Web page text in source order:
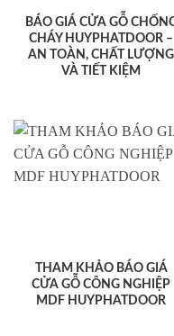
BÁO GIÁ CỬA GỖ
CHÁY HUYPHATDOOR –
AN TOÀN, CHẤT LƯỢNG
VÀ TIẾT KIỆM
THAM KHẢO BÁO GIÁ
CỬA GỖ CÔNG NGHIỆP
MDF HUYPHATDOOR